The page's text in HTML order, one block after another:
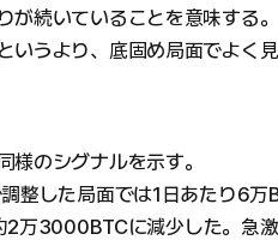
が続いていることを意味する。
いうより、底固め局面でよく見
様のシグナルを示す。
整した局面では1日あたり6万
万3000BTCに減少した。急激